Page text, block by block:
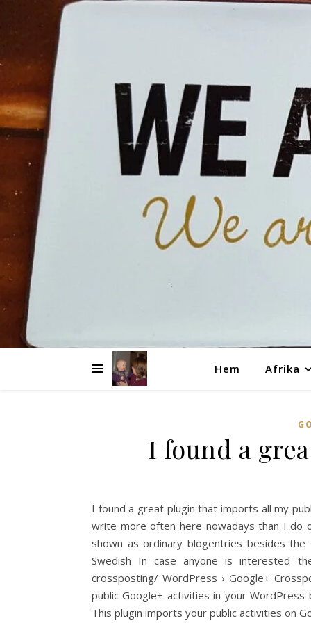
Hem Afrika
I found a
I found a great plugin that imports all my
write more often here nowadays than I do
shown as ordinary blogentries besides
Swedish In case anyone is interested
crossposting/ WordPress › Google+
public Google+ activities in your WordPress
This plugin imports your public activities on